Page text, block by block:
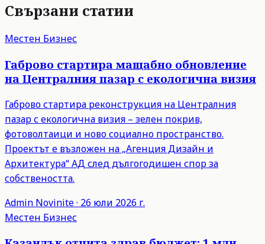
Свързани статии
Местен Бизнес
Габрово стартира мащабно обновление
на Централния пазар с екологична визия
Габрово стартира реконструкция на Централния
пазар с екологична визия – зелен покрив,
фотоволтаици и ново социално пространство.
Проектът е възложен на „Агенция Дизайн и
Архитектура“ АД след дългогодишен спор за
собствеността.
Admin Novinite· 26 юли 2026 г.
Местен Бизнес